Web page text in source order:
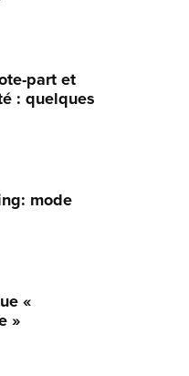
part et
: quelques
mode
«
»